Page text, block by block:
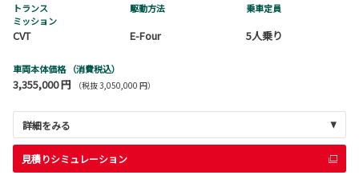
トランス
ミッション
CVT
駆動方法
E-Four
乗車定員
5人乗り
車両本体価格 （消費税込）
3,355,000 円 （税抜 3,050,000 円）
詳細をみる
見積りシミュレーション